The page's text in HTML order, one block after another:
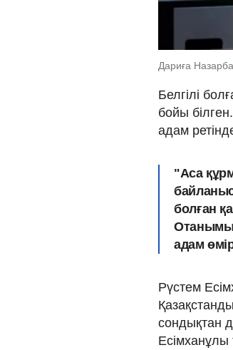
Дариға
Белгілі
бойы
адам
"Аса
болған
адам
Рүстем
сондықтан
Есімханұлы